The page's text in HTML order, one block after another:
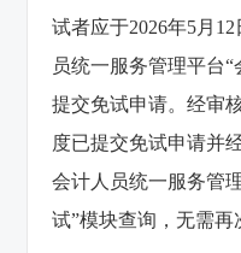
试者应于2026年5月
员统一服务管理平台
提交免试申请。经审
度已提交免试申请并
会计人员统一服务管
试”模块查询，无需再